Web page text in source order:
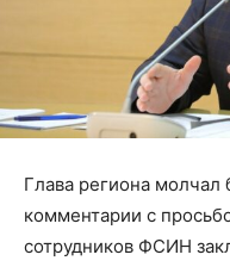
Глава региона молчал
комментарии с
сотрудников ФСИН